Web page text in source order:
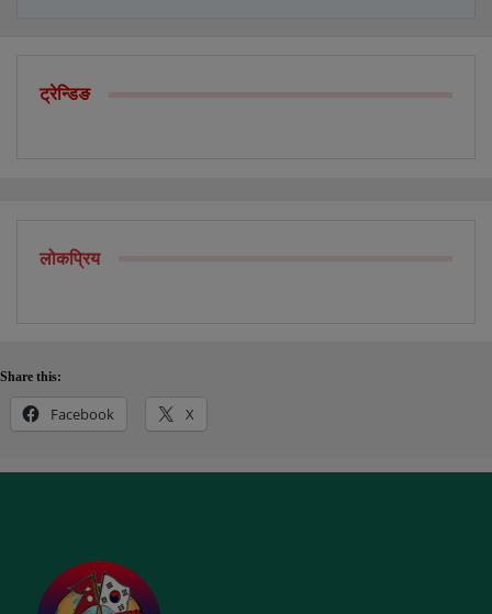
ट्रेन्डिङ
लोकप्रिय
Share this:
Facebook X